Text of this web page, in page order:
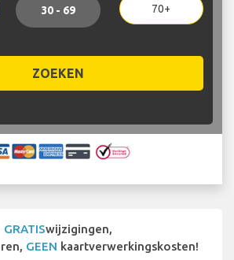
30 - 69 70+
ZOEKEN
GRATISwijzigingen,
GEEN kaartverwerkingskosten!